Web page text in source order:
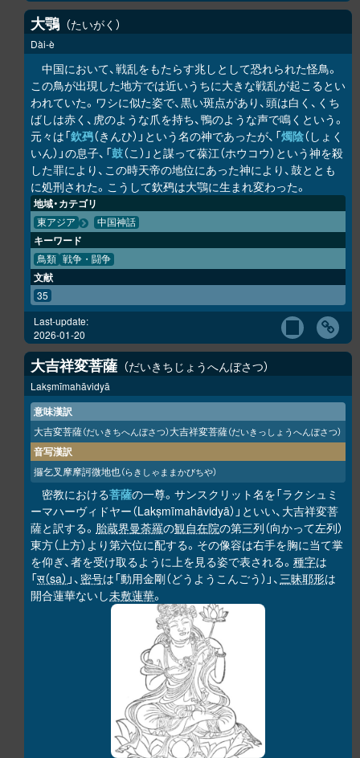
大鶚 たいがく
Dài-è
中国において、戦乱をもたらす兆しとして恐れられた怪鳥。
この鳥が出現した地方では近いうちに大きな戦乱が起こるとい
われていた。ワシに似た姿で、黒い斑点があり、頭は白く、くち
ばしは赤く、虎のような爪を持ち、鴨のような声で鳴くという。
元々は「欽䲹（きんひ）」という名の神であったが、「燭陰（しょく
いん）」の息子、「鼓（こ）」と謀って葆江（ホウコウ）という神を殺
した罪により、この時天帝の地位にあった神により、鼓ととも
に処刑された。こうして欽䲹は大鶚に生まれ変わった。
地域・カテゴリ
東アジア 中国神話
キーワード
鳥類 戦争・闘争
文献
35
Last-update:
2026-01-20
大吉祥変菩薩 だいきちじょうへんぼさつ
Lakṣmīmahāvidyā
意味漢訳
大吉変菩薩（だいきちへんぼさつ）大吉祥変菩薩（だいきっしょうへんぼさつ）
音写漢訳
攞乞叉摩摩訶微地也（らきしゃままかびちや）
密教における菩薩の一尊。サンスクリット名を「ラクシュミ
ーマハーヴィドヤー（Lakṣmīmahāvidyā）」といい、大吉祥変菩
薩と訳する。 胎蔵界曼荼羅の観自在院の第三列（向かって左列）
東方（上方）より第六位に配する。その像容は右手を胸に当て掌
を仰ぎ、者を受け取るように上を見る姿で表される。 種字は
「स（sa） 」、 密号は「動用金剛（どうようこんごう）」、三昧耶形は
開合蓮華ないし未敷蓮華。